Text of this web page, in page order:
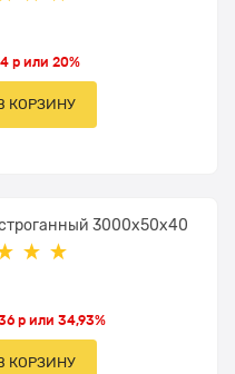
р или20%
КОРЗИНУ
3000x50x40
р или34,93%
КОРЗИНУ